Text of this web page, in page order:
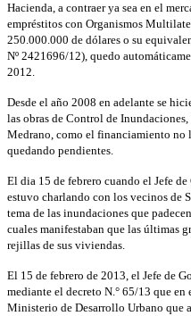
Hacienda, a contraer ya sea en el
empréstitos con Organismos
250.000.000 de dólares o su
Nº 2421696/12), quedo
2012.
Desde el año 2008 en adelante se
las obras de Control de
Medrano, como el financiamiento no
quedando pendientes.
El dia 15 de febrero cuando el Jefe
estuvo charlando con los vecinos de
tema de las inundaciones que
cuales manifestaban que las últimas
rejillas de sus viviendas.
El 15 de febrero de 2013, el Jefe de
mediante el decreto N.° 65/13 que
Ministerio de Desarrollo Urbano que